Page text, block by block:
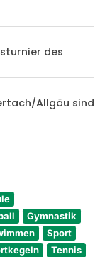
des
Allgäu sind
Gymnastik
Sport
Tennis